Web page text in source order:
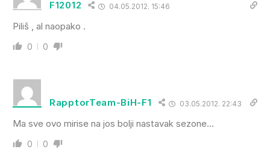
F12012 04.05.2012. 15:46
Piliš , al naopako .
0 0
RapptorTeam-BiH-F1 03.05.2012. 22:43
Ma sve ovo mirise na jos bolji nastavak sezone…
0 0